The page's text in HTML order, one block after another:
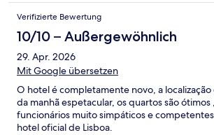
Verifizierte Bewertung
10/10 – Außergewöhnlich
29. Apr. 2026
Mit Google übersetzen
O hotel é completamente novo, a
da manhã espetacular, os quartos são ótimos
funcionários muito simpáticos e
hotel oficial de Lisboa.